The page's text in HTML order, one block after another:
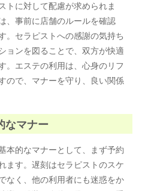
トに対して配慮が求められま
、事前に店舗のルールを確認
。セラピストへの感謝の気持ち
ョンを図ることで、双方が快適
。エステの利用は、心身のリフ
ので、マナーを守り、良い関係
なマナー
本的なマナーとして、まず予約
ます。遅刻はセラピストのスケ
なく、他の利用者にも迷惑をか